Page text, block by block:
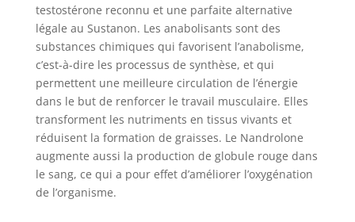
testostérone reconnu et une parfaite alternative
légale au Sustanon. Les anabolisants sont des
substances chimiques qui favorisent l’anabolisme,
c’est-à-dire les processus de synthèse, et qui
permettent une meilleure circulation de l’énergie
dans le but de renforcer le travail musculaire. Elles
transforment les nutriments en tissus vivants et
réduisent la formation de graisses. Le Nandrolone
augmente aussi la production de globule rouge dans
le sang, ce qui a pour effet d’améliorer l’oxygénation
de l’organisme.